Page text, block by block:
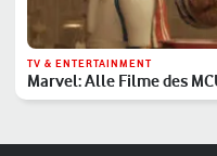
TV & ENTERTAINMENT
Marvel: Alle Filme des
Reihenfolge